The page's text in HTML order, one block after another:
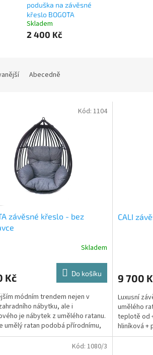
poduška na závěsné
křeslo BOGOTA
Skladem
2 400 Kč
Abecedně
závěsné křeslo - bez
Skladem
Kč Do košíku
módním trendem nejen v
nábytku, ale i
je nábytek z umělého ratanu.
umělý ratan podobá přírodnímu,
odolnější....
Kód: 1104
CALI
9 700
Luxusní
umělého
teplotě od
hliníková +
Kód: 1080/3